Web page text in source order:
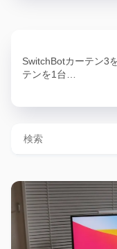
SwitchBotカーテン3
テンを1台…